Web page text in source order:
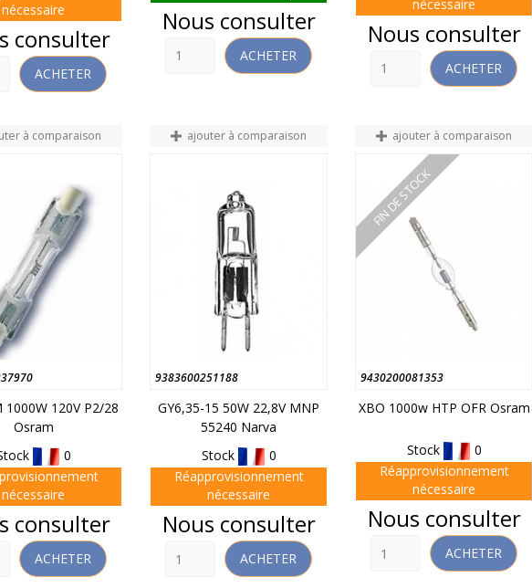
nécessaire
consulter
ACHETER
Prix
Nous consulter
ACHETER
nécessaire
Prix
Nous consulter
ACHETER
à comparaison
1000W 120V P2/28
Osram
0
nécessaire
consulter
ACHETER
ajouter à comparaison
9383600251188
GY6,35-15 50W 22,8V MNP
55240 Narva
Stock
0
Réapprovisionnement
nécessaire
Prix
Nous consulter
ACHETER
ajouter à comparaison
9430200081353
FIN DE STOCK
XBO 1000w HTP OFR Osram
Stock
0
Réapprovisionnement
nécessaire
Prix
Nous consulter
ACHETER